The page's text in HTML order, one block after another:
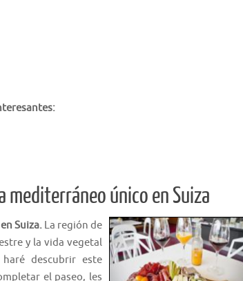
único en Suiza
Suiza. La región de
y la vida vegetal
descubrir este
el paseo, les